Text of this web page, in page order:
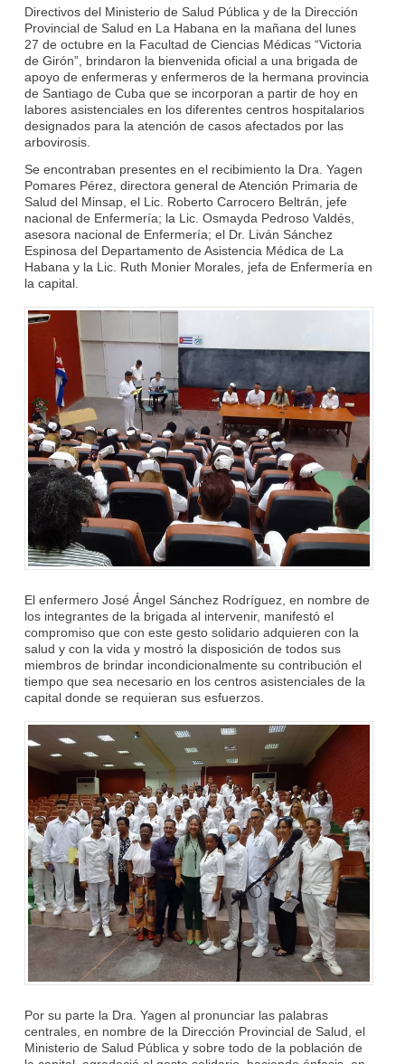
Directivos del Ministerio de Salud Pública y de la Dirección
Provincial de Salud en La Habana en la mañana del lunes
27 de octubre en la Facultad de Ciencias Médicas “Victoria
de Girón”, brindaron la bienvenida oficial a una brigada de
apoyo de enfermeras y enfermeros de la hermana provincia
de Santiago de Cuba que se incorporan a partir de hoy en
labores asistenciales en los diferentes centros hospitalarios
designados para la atención de casos afectados por las
arbovirosis.
Se encontraban presentes en el recibimiento la Dra. Yagen
Pomares Pérez, directora general de Atención Primaria de
Salud del Minsap, el Lic. Roberto Carrocero Beltrán, jefe
nacional de Enfermería; la Lic. Osmayda Pedroso Valdés,
asesora nacional de Enfermería; el Dr. Liván Sánchez
Espinosa del Departamento de Asistencia Médica de La
Habana y la Lic. Ruth Monier Morales, jefa de Enfermería en
la capital.
El enfermero José Ángel Sánchez Rodríguez, en nombre de
los integrantes de la brigada al intervenir, manifestó el
compromiso que con este gesto solidario adquieren con la
salud y con la vida y mostró la disposición de todos sus
miembros de brindar incondicionalmente su contribución el
tiempo que sea necesario en los centros asistenciales de la
capital donde se requieran sus esfuerzos.
Por su parte la Dra. Yagen al pronunciar las palabras
centrales, en nombre de la Dirección Provincial de Salud, el
Ministerio de Salud Pública y sobre todo de la población de